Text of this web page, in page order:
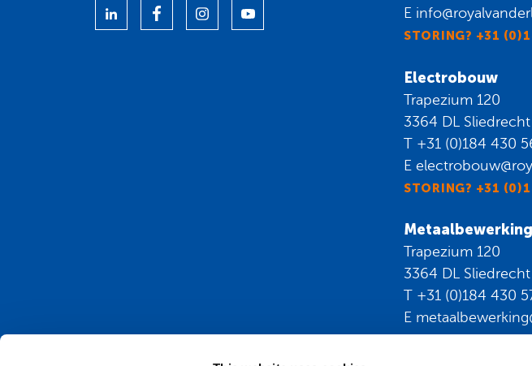
E
STORING? +31
Electrobouw
Trapezium 120
3364 DL Sliedrecht
T +31 (0)184 430
E
STORING? +31
Metaalbewerking
Trapezium 120
3364 DL Sliedrecht
T +31 (0)184 430
E